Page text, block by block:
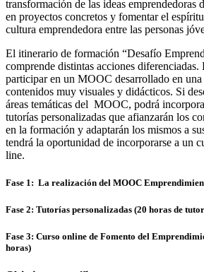
transformación de las ideas emprendedoras
en proyectos concretos y fomentar el
cultura emprendedora entre las personas
El itinerario de formación “Desafío
comprende distintas acciones
participar en un MOOC desarrollado en
contenidos muy visuales y didácticos. Si
áreas temáticas del MOOC, podrá
tutorías personalizadas que afianzarán los
en la formación y adaptarán los mismos a
tendrá la oportunidad de incorporarse a un
line.
Fase 1: La realización del MOOC
Fase 2: Tutorías personalizadas (20 horas de
Fase 3: Curso online de Fomento del
horas)